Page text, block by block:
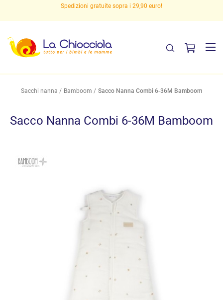
Spedizioni gratuite sopra i 29,90 euro!
Sacchi nanna Bamboom Sacco Nanna Combi 6-36M Bamboom
Sacco Nanna Combi 6-36M Bamboom